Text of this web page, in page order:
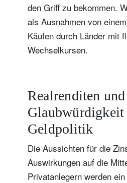
den Griff zu bekommen.
als Ausnahmen von
Käufen durch Länder mit
Wechselkursen.
Realrenditen und
Glaubwürdigkeit
Geldpolitik
Die Aussichten für die
Auswirkungen auf die
Privatanlegern werden